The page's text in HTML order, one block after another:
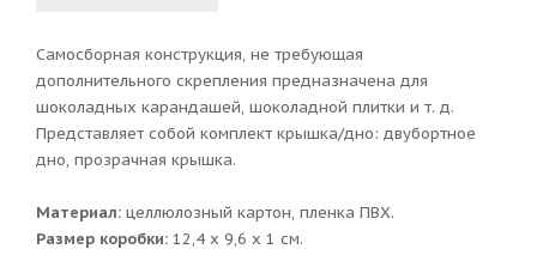
Самосборная конструкция, не требующая
дополнительного скрепления предназначена для
шоколадных карандашей, шоколадной плитки и т. д.
Представляет собой комплект крышка/дно: двубортное
дно, прозрачная крышка.
Материал: целлюлозный картон, пленка ПВХ.
Размер коробки: 12,4 х 9,6 х 1 см.